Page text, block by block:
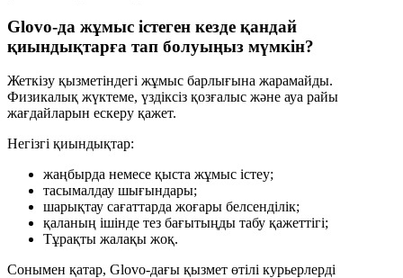
Glovo-да жұмыс істеген кезде қандай
қиындықтарға тап болуыңыз мүмкін?
Жеткізу қызметіндегі жұмыс барлығына жарамайды.
Физикалық жүктеме, үздіксіз қозғалыс және ауа райы
жағдайларын ескеру қажет.
Негізгі қиындықтар:
жаңбырда немесе қыста жұмыс істеу;
тасымалдау шығындары;
шарықтау сағаттарда жоғары белсенділік;
қаланың ішінде тез бағытыңды табу қажеттігі;
Тұрақты жалақы жоқ.
Сонымен қатар, Glovo-дағы қызмет өтілі курьерлерді